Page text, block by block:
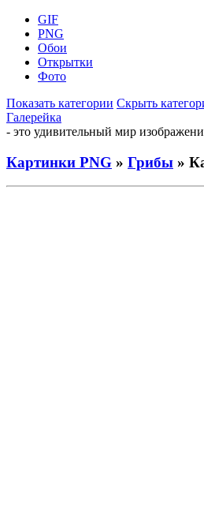
GIF
PNG
Обои
Открытки
Фото
Показать категории Скрыть
Галерейка
- это удивительный мир
Картинки PNG » Грибы »